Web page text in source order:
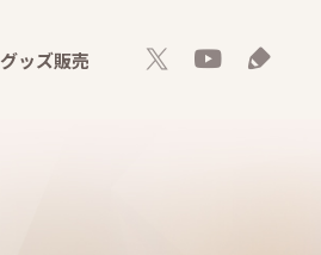
グッズ販売